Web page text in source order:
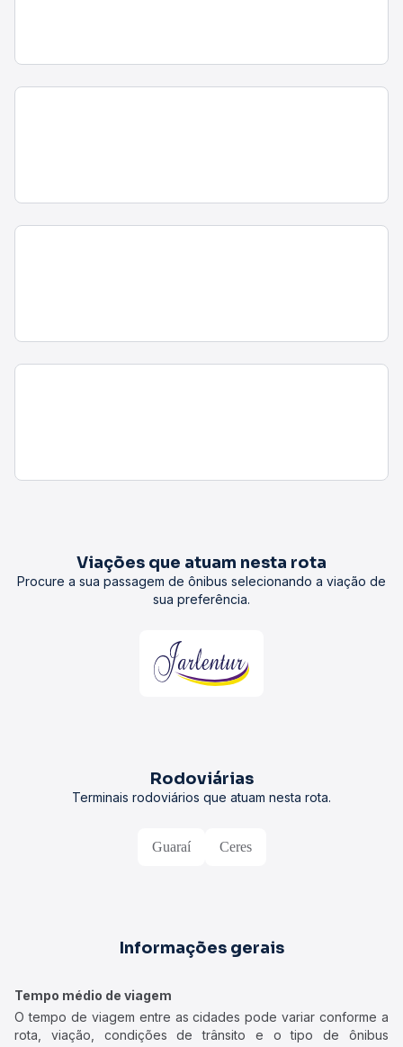
Viações que atuam nesta rota
Procure a sua passagem de ônibus selecionando a viação de
sua preferência.
Rodoviárias
Terminais rodoviários que atuam nesta rota.
Guaraí Ceres
Informações gerais
Tempo médio de viagem
O tempo de viagem entre as cidades pode variar conforme a
rota, viação, condições de trânsito e o tipo de ônibus